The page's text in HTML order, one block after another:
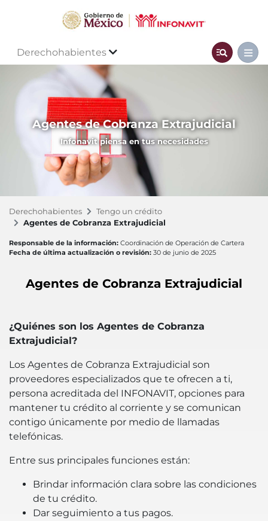
Derechohabientes
Agentes de Cobranza Extrajudicial
Infonavit piensa en tus necesidades
Derechohabientes
Tengo un crédito
Agentes de Cobranza Extrajudicial
Responsable de la información: Coordinación de Operación de Cartera
Fecha de última actualización o revisión: 30 de junio de 2025
Agentes de Cobranza Extrajudicial
¿Quiénes son los Agentes de Cobranza
Extrajudicial?
Los Agentes de Cobranza Extrajudicial son
proveedores especializados que te ofrecen a ti,
persona acreditada del INFONAVIT, opciones para
mantener tu crédito al corriente y se comunican
contigo únicamente por medio de llamadas
telefónicas.
Entre sus principales funciones están:
Brindar información clara sobre las condiciones
de tu crédito.
Dar seguimiento a tus pagos.